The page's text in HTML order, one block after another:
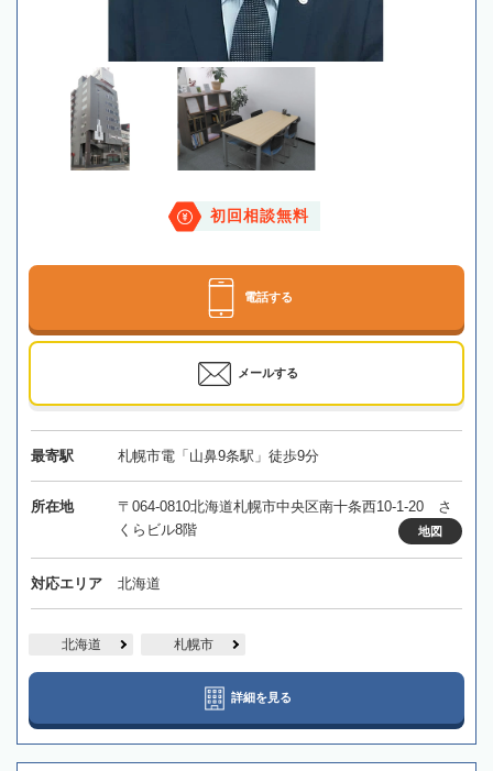
初回相談無料
電話する
メールする
最寄駅 札幌市電「山鼻9条駅」徒歩9分
所在地
〒064-0810北海道札幌市中央区南十条西10-1-20 さ
くらビル8階
地図
対応エリア 北海道
北海道 札幌市
詳細を見る